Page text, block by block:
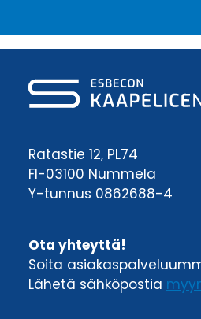
Ratastie 12, PL74
FI-03100 Nummela
Y-tunnus 0862688-4
Ota yhteyttä!
Soita
Lähetä sähköpostia